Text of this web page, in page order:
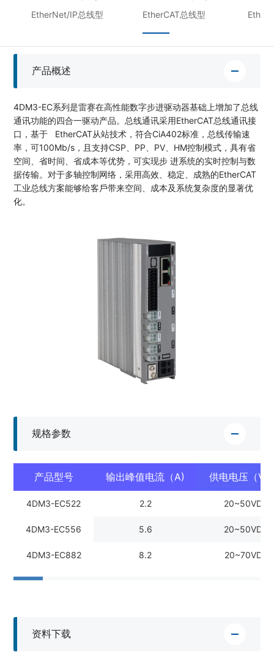
EtherNet/IP总线型 EtherCAT总线型
产品概述
4DM3-EC系列是雷赛在⾼性能数字步进驱动器基础上增加了总线
通讯功能的四合⼀驱动产品。总线通讯采⽤EtherCAT总线通讯接
⼝，基于 EtherCAT从站技术，符合CiA402标准，总线传输速
率，可100Mb/s，且⽀持CSP、PP、PV、HM控制模式，具有省
空间、省时间、省成本等优势，可实现步 进系统的实时控制与数
据传输。对于多轴控制⽹络，采⽤⾼效、稳定、成熟的EtherCAT
⼯业总线⽅案能够给客⼾带来空间、成本及系统复杂度的显著优
化。
规格参数
产品型号 输出峰值电流（A) 供电电压（
4DM3-EC522 2.2 20~50VDC
4DM3-EC556 5.6 20~50VDC
4DM3-EC882 8.2 20~70VDC
资料下载